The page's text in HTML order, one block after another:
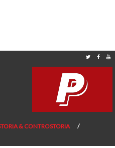
& CONTROSTORIA